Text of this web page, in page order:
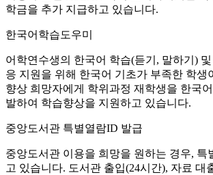
학금을 추가 지급하고 있습니다.
한국어학습도우미
어학연수생의 한국어 학습(듣기, 말하기)
응 지원을 위해 한국어 기초가 부족한 학생
향상 희망자에게 학위과정 재학생을 한국
발하여 학습향상을 지원하고 있습니다.
중앙도서관 특별열람ID 발급
중앙도서관 이용을 희망을 원하는 경우, 특
고 있습니다. 도서관 출입(24시간), 자료 대